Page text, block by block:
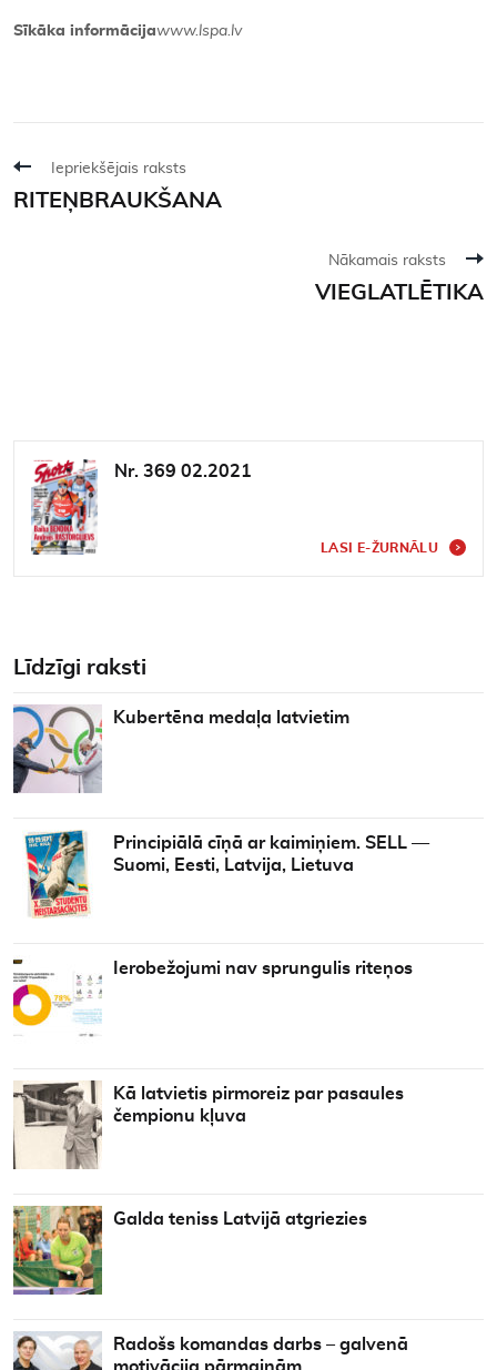
Sīkāka informācijawww.lspa.lv
Iepriekšējais raksts
RITEŅBRAUKŠANA
Nākamais raksts
VIEGLATLĒTIKA
Nr. 369 02.2021
LASI E-ŽURNĀLU
Līdzīgi raksti
Kubertēna medaļa latvietim
Principiālā cīņā ar kaimiņiem. SELL —
Suomi, Eesti, Latvija, Lietuva
Ierobežojumi nav sprungulis riteņos
Kā latvietis pirmoreiz par pasaules
čempionu kļuva
Galda teniss Latvijā atgriezies
Radošs komandas darbs – galvenā